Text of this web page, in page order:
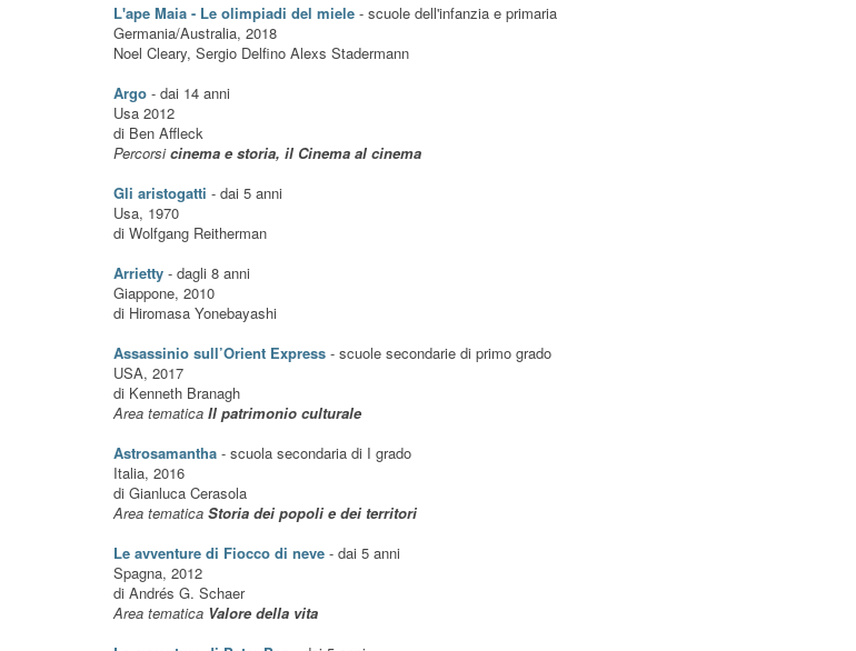
L'ape Maia - Le olimpiadi del miele - scuole dell'infanzia e primaria
Germania/Australia, 2018
Noel Cleary, Sergio Delfino Alexs Stadermann
Argo - dai 14 anni
Usa 2012
di Ben Affleck
Percorsicinema e storia, il Cinema al cinema
Gli aristogatti - dai 5 anni
Usa, 1970
di Wolfgang Reitherman
Arrietty - dagli 8 anni
Giappone, 2010
di Hiromasa Yonebayashi
Assassinio sull’Orient Express - scuole secondarie di primo grado
USA, 2017
di Kenneth Branagh
Area tematica Il patrimonio culturale
Astrosamantha - scuola secondaria di I grado
Italia, 2016
di Gianluca Cerasola
Area tematica Storia dei popoli e dei territori
Le avventure di Fiocco di neve - dai 5 anni
Spagna, 2012
di Andrés G. Schaer
Area tematica Valore della vita